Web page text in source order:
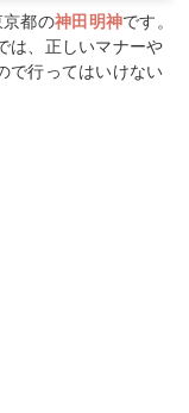
都の神田明神です。
は、正しいマナーや
で行ってはいけない